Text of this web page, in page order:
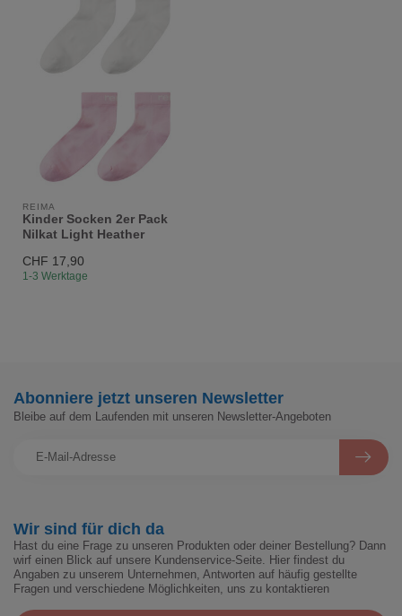
REIMA
Kinder Socken 2er Pack
Nilkat Light Heather
CHF 17,90
1-3 Werktage
Wir sind für dich da
Hast du eine Frage zu unseren Produkten oder deiner Bestellung? Dann
wirf einen Blick auf unsere Kundenservice-Seite. Hier findest du
Angaben zu unserem Unternehmen, Antworten auf häufig gestellte
Fragen und verschiedene Möglichkeiten, uns zu kontaktieren
Abonniere jetzt unseren Newsletter
Bleibe auf dem Laufenden mit unseren Newsletter-Angeboten